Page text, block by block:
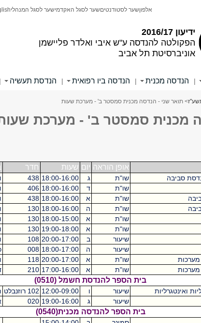
ידיעון 2016/17
הפקולטה להנדסה ע"ש איבי ואלדר פליישמן
אוניברסיטת תל אביב
אלפוןשער לסטודנטיםשער לסגל האקדמישער לסגל המנהלי
| הנדסה מכנית | הנדסה ביו רפואית | הנדסת תעשיה |
> תואר שני - הנדסה מכנית סמסטר ב' - מערכת שעות
מכנית סמסטר ב' - מערכת